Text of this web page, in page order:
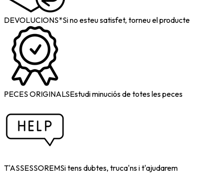
DEVOLUCIONS*Si no esteu satisfet, torneu el producte
PECES ORIGINALSEstudi minuciós de totes les peces
T'ASSESSOREMSi tens dubtes, truca'ns i t'ajudarem